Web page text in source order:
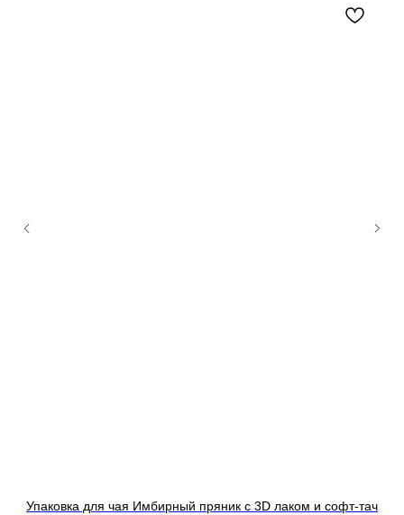
Упаковка для чая Имбирный пряник с 3D лаком и софт-тач